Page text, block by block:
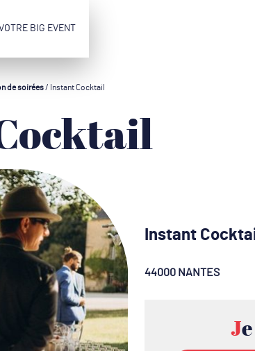
BIG EVENT
de soirées/ Instant Cocktail
Instant
44000 NANTES